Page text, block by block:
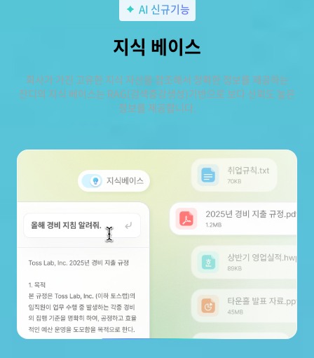
AI 신규기능
지식 베이스
회사가 가진 고유한 지식 자산을 참조해서 정확한 정보를 제공하는
잔디의 지식 베이스는 RAG(검색증강생성)기반으로 보다 신뢰도 높은
정보를 제공합니다.